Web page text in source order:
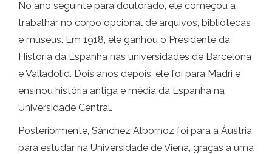
No ano seguinte para doutorado, ele começou a
trabalhar no corpo opcional de arquivos, bibliotecas
e museus. Em 1918, ele ganhou o Presidente da
História da Espanha nas universidades de Barcelona
e Valladolid. Dois anos depois, ele foi para Madri e
ensinou história antiga e média da Espanha na
Universidade Central.
Posteriormente, Sánchez Albornoz foi para a Áustria
para estudar na Universidade de Viena, graças a uma